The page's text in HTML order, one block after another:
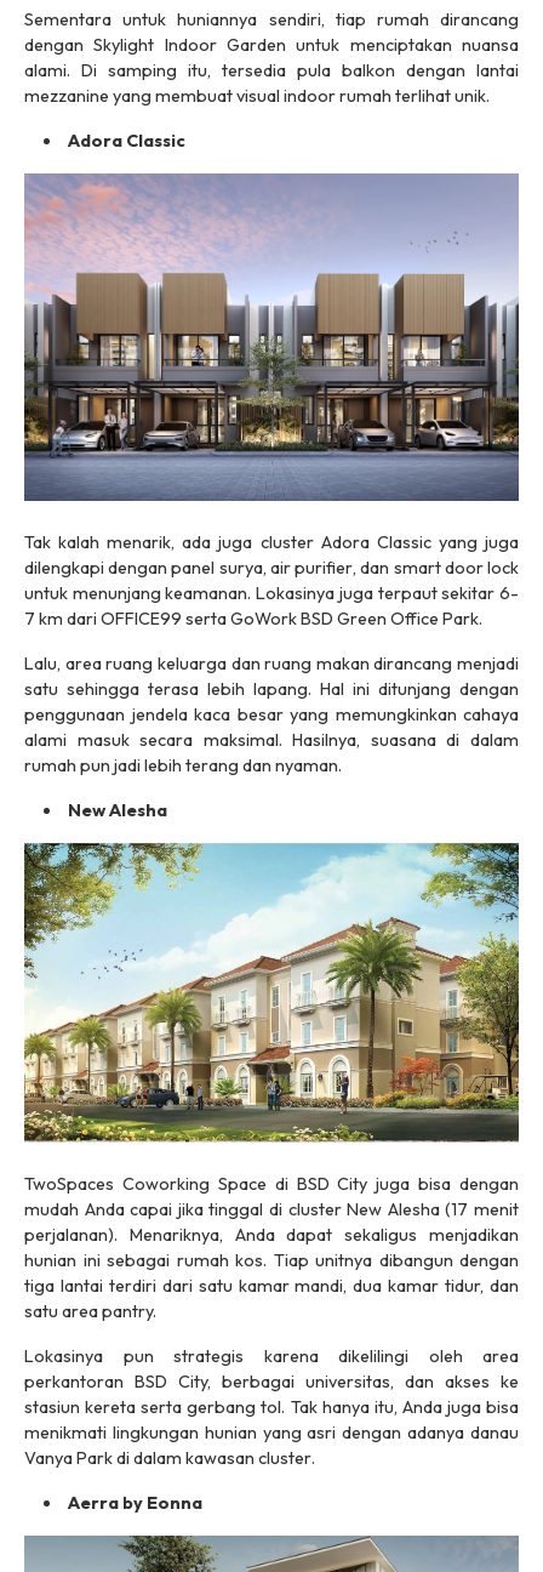
Sementara untuk huniannya sendiri, tiap rumah dirancang
denganSkylight Indoor Gardenuntuk menciptakan nuansa
alami. Di samping itu, tersedia pula balkon dengan lantai
mezzanine yang membuat visual indoorrumah terlihat unik.
Adora Classic
Tak kalah menarik, ada juga cluster Adora Classic yang juga
dilengkapi dengan panel surya, air purifier, dan smart door lock
untuk menunjang keamanan. Lokasinya juga terpaut sekitar 6-
7 km dari OFFICE99 serta GoWork BSD Green Office Park.
Lalu, area ruang keluarga dan ruang makan dirancang menjadi
satu sehingga terasa lebih lapang. Hal ini ditunjang dengan
penggunaan jendela kaca besar yang memungkinkan cahaya
alami masuk secara maksimal. Hasilnya, suasana di dalam
rumah pun jadi lebih terang dan nyaman.
New Alesha
TwoSpaces Coworking Space di BSD City juga bisa dengan
mudah Anda capai jika tinggal di clusterNew Alesha (17 menit
perjalanan). Menariknya, Anda dapat sekaligus menjadikan
hunian ini sebagai rumah kos. Tiap unitnya dibangun dengan
tiga lantai terdiri dari satu kamar mandi, dua kamar tidur, dan
satu areapantry.
Lokasinya pun strategis karena dikelilingi oleh area
perkantoran BSD City, berbagai universitas, dan akses ke
stasiun kereta serta gerbang tol. Tak hanya itu, Anda juga bisa
menikmati lingkungan hunian yang asri dengan adanya danau
Vanya Park di dalam kawasan cluster.
Aerra by Eonna